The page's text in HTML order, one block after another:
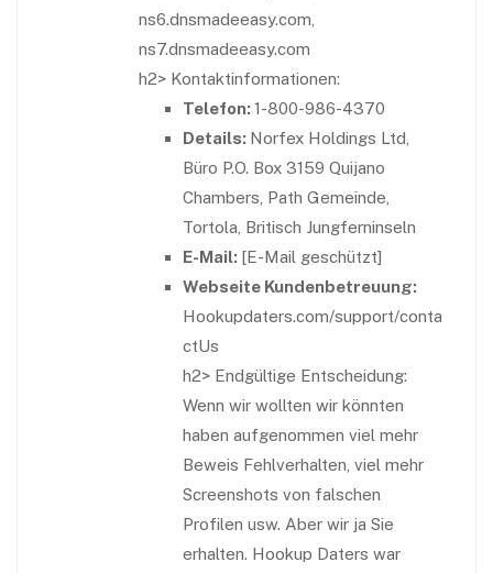
ns6.dnsmadeeasy.com,
ns7.dnsmadeeasy.com
h2> Kontaktinformationen:
Telefon: 1-800-986-4370
Details: Norfex Holdings Ltd,
Büro P.O. Box 3159 Quijano
Chambers, Path Gemeinde,
Tortola, Britisch Jungferninseln
E-Mail: [E-Mail geschützt]
Webseite Kundenbetreuung:
Hookupdaters.com/support/conta
ctUs
h2> Endgültige Entscheidung:
Wenn wir wollten wir könnten
haben aufgenommen viel mehr
Beweis Fehlverhalten, viel mehr
Screenshots von falschen
Profilen usw. Aber wir ja Sie
erhalten. Hookup Daters war